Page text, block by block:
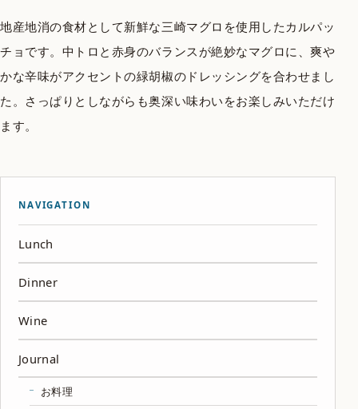
地産地消の食材として新鮮な三崎マグロを使用したカルパッ
チョです。中トロと赤身のバランスが絶妙なマグロに、爽や
かな辛味がアクセントの緑胡椒のドレッシングを合わせまし
た。さっぱりとしながらも奥深い味わいをお楽しみいただけ
ます。
NAVIGATION
Lunch
Dinner
Wine
Journal
お料理